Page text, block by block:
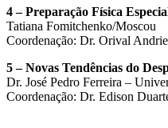
4 – Preparação Física
Tatiana Fomitchenko/Moscou
Coordenação: Dr. Orival
5 – Novas Tendências do
Dr. José Pedro Ferreira –
Coordenação: Dr. Edison